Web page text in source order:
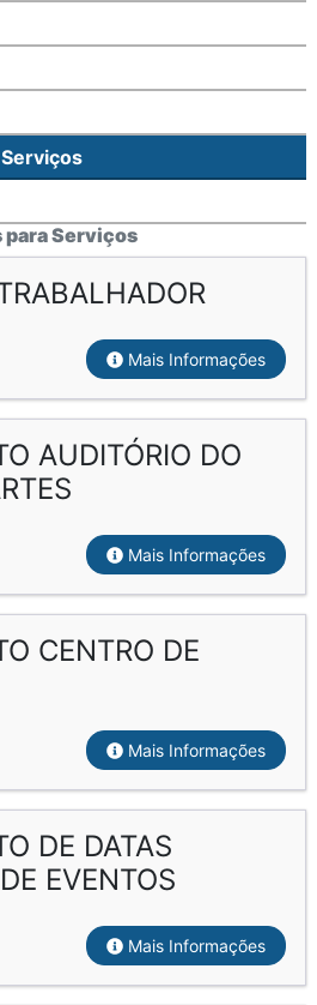
Serviços
Serviços
Mais Informações
AUDITÓRIO DO
Mais Informações
CENTRO DE
Mais Informações
DE DATAS
EVENTOS
Mais Informações